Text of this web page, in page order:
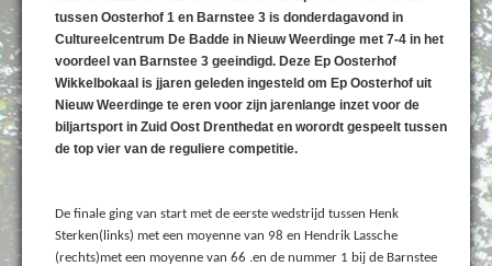
tussen Oosterhof 1 en Barnstee 3 is donderdagavond in
Cultureelcentrum De Badde in Nieuw Weerdinge met 7-4 in het
voordeel van Barnstee 3 geeindigd. Deze Ep Oosterhof
Wikkelbokaal is jjaren geleden ingesteld om Ep Oosterhof uit
Nieuw Weerdinge te eren voor zijn jarenlange inzet voor de
biljartsport in Zuid Oost Drenthedat en worordt gespeelt tussen
de top vier van de reguliere competitie.
De finale ging van start met de eerste wedstrijd tussen Henk
Sterken(links) met een moyenne van 98 en Hendrik Lassche
(rechts)met een moyenne van 66 .en de nummer 1 bij de Barnstee